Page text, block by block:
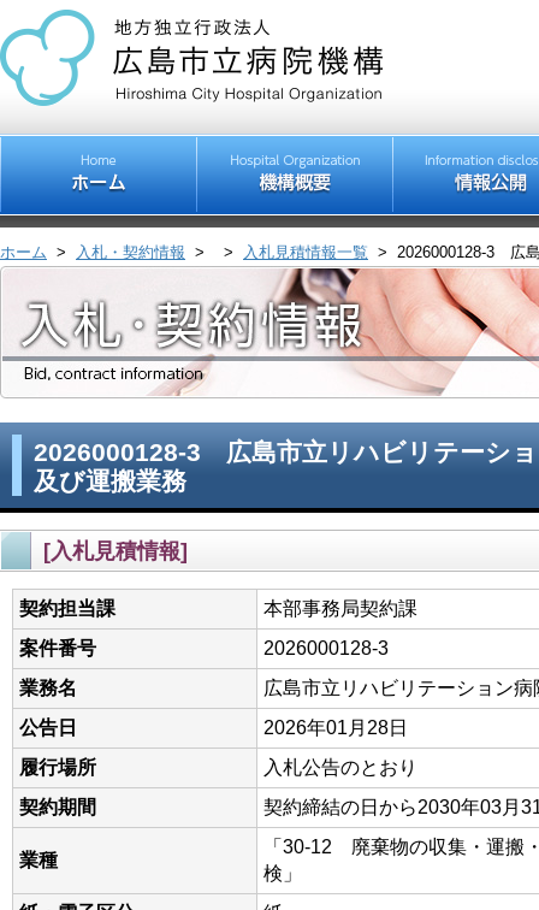
ホーム > 入札・契約情報 > > 入札見積情報一覧 > 2026000128-3 広
2026000128-3 広島市立リハビリテーシ
及び運搬業務
[入札見積情報]
契約担当課
本部事務局契約課
案件番号
2026000128-3
業務名
広島市立リハビリテーション
公告日
2026年01月28日
履行場所
入札公告のとおり
契約期間
契約締結の日から2030年03月
業種
「30-12 廃棄物の収集・運搬
検」